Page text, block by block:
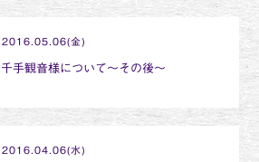
2016.05.06(金)
千手観音様について～その後～
2016.04.06(水)